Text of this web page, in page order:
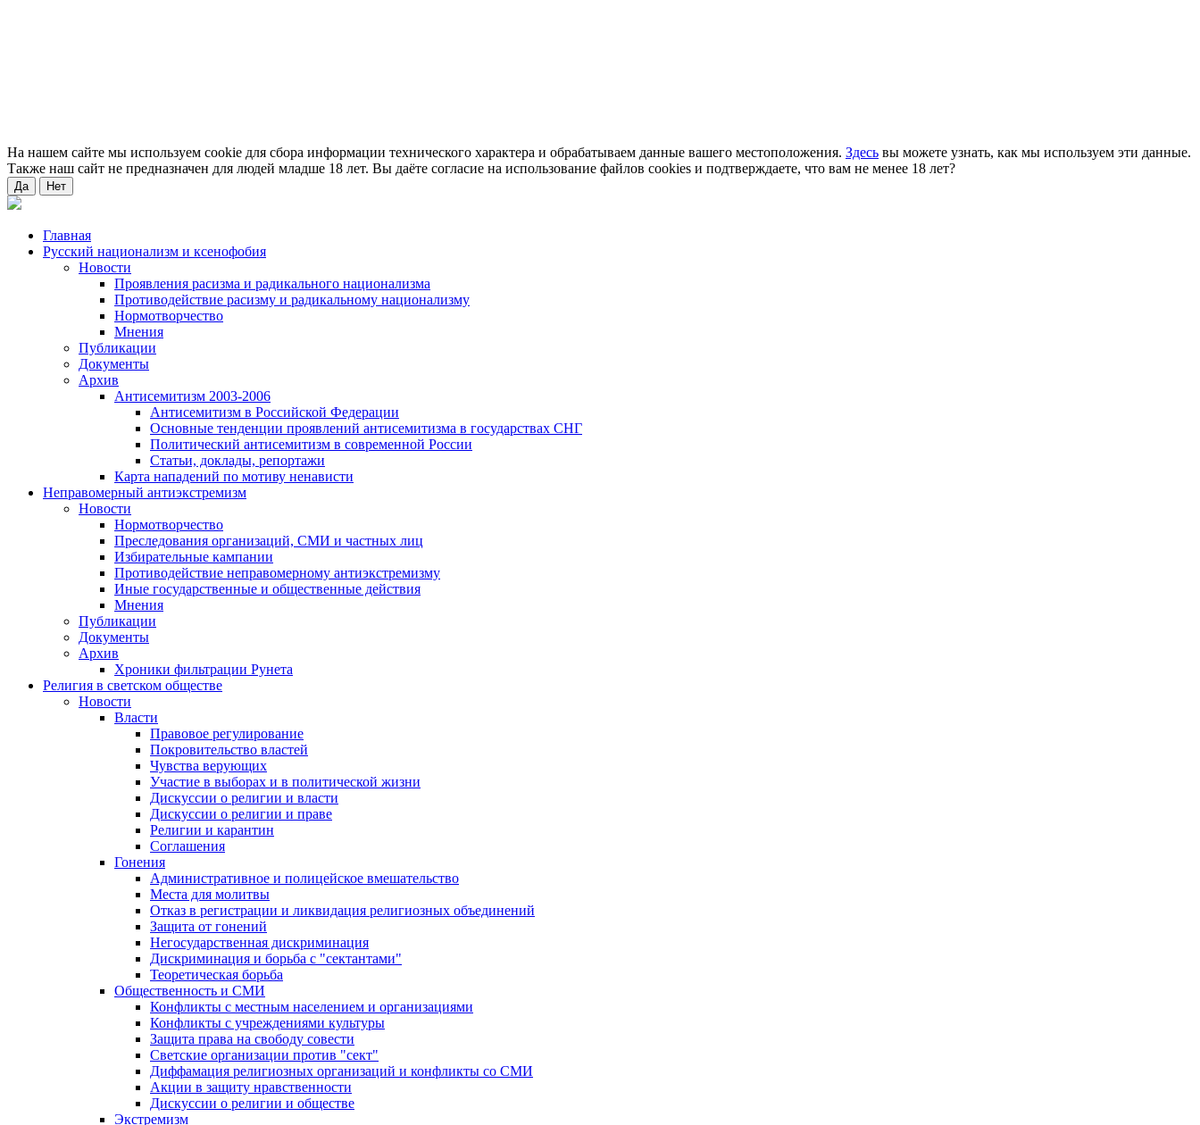
На нашем сайте мы используем cookie для сбора информации технического характера и обрабатываем данные вашего местоположения. Здесь вы можете узнать, как мы используем эти данные.
Также наш сайт не предназначен для людей младше 18 лет. Вы даёте согласие на использование файлов cookies и подтверждаете, что вам не менее 18 лет?
Да Нет
Главная
Русский национализм и ксенофобия
Новости
Проявления расизма и радикального национализма
Противодействие расизму и радикальному национализму
Нормотворчество
Мнения
Публикации
Документы
Архив
Антисемитизм 2003-2006
Антисемитизм в Российской Федерации
Основные тенденции проявлений антисемитизма в государствах СНГ
Политический антисемитизм в современной России
Статьи, доклады, репортажи
Карта нападений по мотиву ненависти
Неправомерный антиэкстремизм
Новости
Нормотворчество
Преследования организаций, СМИ и частных лиц
Избирательные кампании
Противодействие неправомерному антиэкстремизму
Иные государственные и общественные действия
Мнения
Публикации
Документы
Архив
Хроники фильтрации Рунета
Религия в светском обществе
Новости
Власти
Правовое регулирование
Покровительство властей
Чувства верующих
Участие в выборах и в политической жизни
Дискуссии о религии и власти
Дискуссии о религии и праве
Религии и карантин
Соглашения
Гонения
Административное и полицейское вмешательство
Места для молитвы
Отказ в регистрации и ликвидация религиозных объединений
Защита от гонений
Негосударственная дискриминация
Дискриминация и борьба с "сектантами"
Теоретическая борьба
Общественность и СМИ
Конфликты с местным населением и организациями
Конфликты с учреждениями культуры
Защита права на свободу совести
Светские организации против "сект"
Диффамация религиозных организаций и конфликты со СМИ
Акции в защиту нравственности
Дискуссии о религии и обществе
Экстремизм